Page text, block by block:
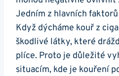
Jedním z hlavních
⁤Když dýcháme⁤ kouř z
škodlivé látky, které
plíce. Proto je důležité
situacím, kde je kouření